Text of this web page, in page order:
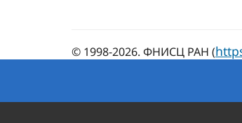
© 1998-2026. ФНИСЦ РАН (